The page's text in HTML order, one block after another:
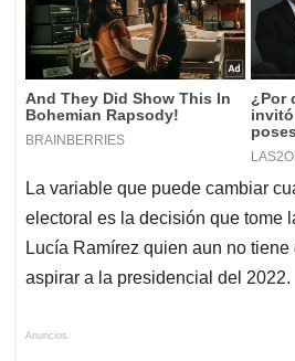
La variable que puede cambiar
electoral es la decisión que tome
Lucía Ramírez quien aun no
aspirar a la presidencial del 2022.
Anuncios.